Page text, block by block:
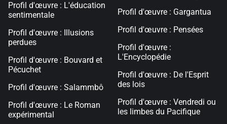
Profil d'œuvre : L'éducation
sentimentale
Profil d'œuvre : Illusions
perdues
Profil d'œuvre : Bouvard et
Pécuchet
Profil d'œuvre : Salammbô
Profil d'œuvre : Le Roman
expérimental
Profil d'œuvre : Gargantua
Profil d'œuvre : Pensées
Profil d'œuvre :
L'Encyclopédie
Profil d'œuvre : De l'Esprit
des lois
Profil d'œuvre : Vendredi ou
les limbes du Pacifique